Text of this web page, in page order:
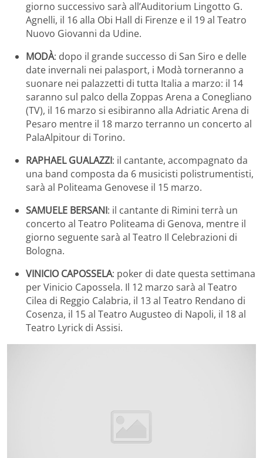
giorno successivo sarà all’Auditorium Lingotto G.
Agnelli, il 16 alla Obi Hall di Firenze e il 19 al Teatro
Nuovo Giovanni da Udine.
MODÀ: dopo il grande successo di San Siro e delle
date invernali nei palasport, i Modà torneranno a
suonare nei palazzetti di tutta Italia a marzo: il 14
saranno sul palco della Zoppas Arena a Conegliano
(TV), il 16 marzo si esibiranno alla Adriatic Arena di
Pesaro mentre il 18 marzo terranno un concerto al
PalaAlpitour di Torino.
RAPHAEL GUALAZZI: il cantante, accompagnato da
una band composta da 6 musicisti polistrumentisti,
sarà al Politeama Genovese il 15 marzo.
SAMUELE BERSANI: il cantante di Rimini terrà un
concerto al Teatro Politeama di Genova, mentre il
giorno seguente sarà al Teatro Il Celebrazioni di
Bologna.
VINICIO CAPOSSELA: poker di date questa settimana
per Vinicio Capossela. Il 12 marzo sarà al Teatro
Cilea di Reggio Calabria, il 13 al Teatro Rendano di
Cosenza, il 15 al Teatro Augusteo di Napoli, il 18 al
Teatro Lyrick di Assisi.